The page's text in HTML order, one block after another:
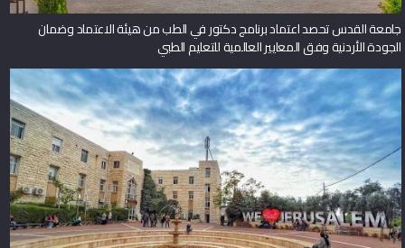
جامعة القدس تحصد اعتماد برنامج دكتور في الطب من هيئة الاعتماد وضمان
الجودة الأردنية وفق المعايير العالمية للتعليم الطبي